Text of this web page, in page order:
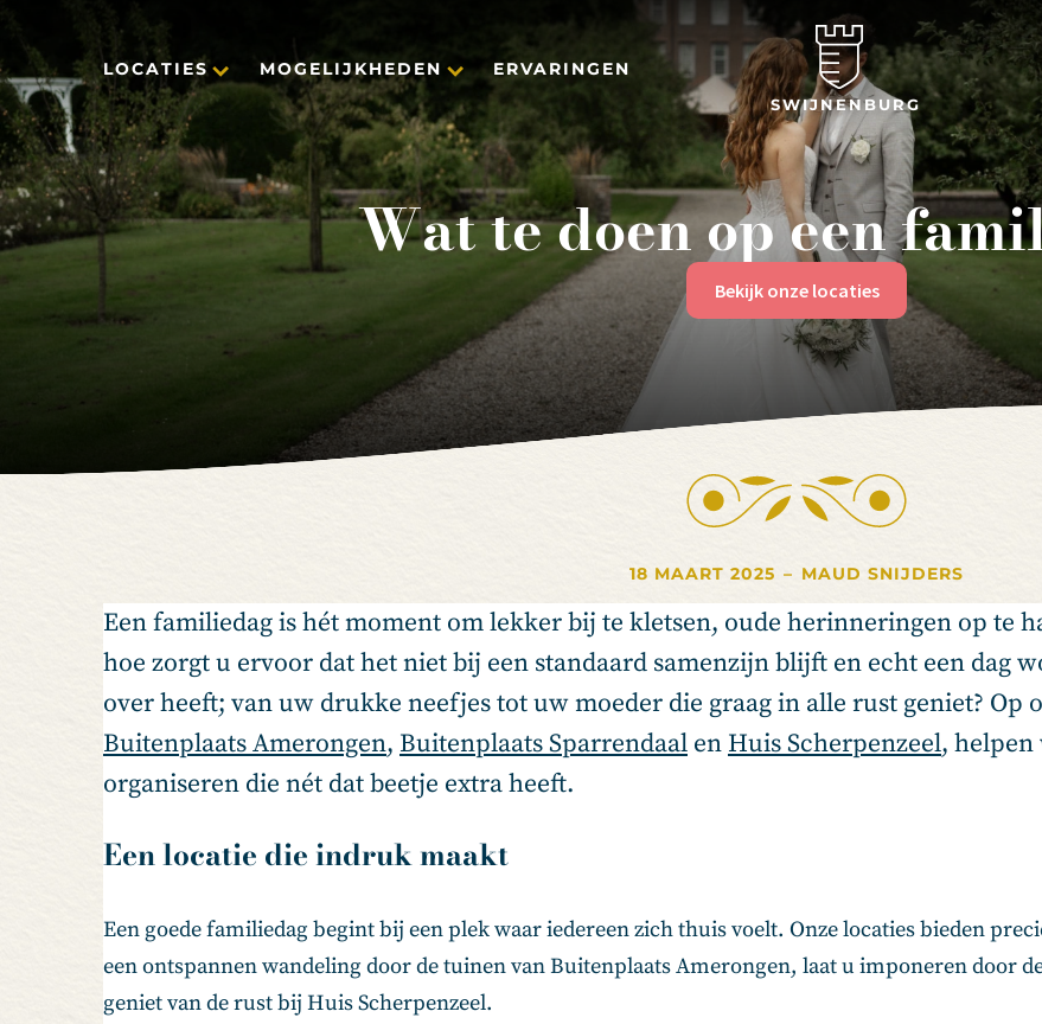
LOCATIES MOGELIJKHEDEN ERVARINGEN
SWIJNENBURG
Wat te doen op een
Bekijk onze locaties
18 MAART 2025 – MAUD SNIJDERS
Een familiedag is hét moment om lekker bij te kletsen, oude herinneringen op te
hoe zorgt u ervoor dat het niet bij een standaard samenzijn blijft en echt een dag
over heeft; van uw drukke neefjes tot uw moeder die graag in alle rust geniet? Op
Buitenplaats Amerongen, Buitenplaats Sparrendaal en Huis Scherpenzeel, helpen
organiseren die nét dat beetje extra heeft.
Een locatie die indruk maakt
Een goede familiedag begint bij een plek waar iedereen zich thuis voelt. Onze locaties bieden
een ontspannen wandeling door de tuinen van Buitenplaats Amerongen, laat u imponeren door
geniet van de rust bij Huis Scherpenzeel.